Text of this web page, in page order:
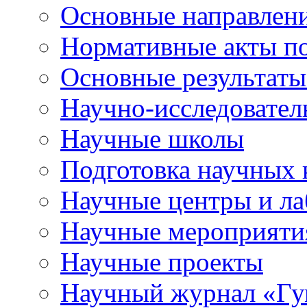
Основные
Нормативные акты
Основные
Научно-
Научные школы
Подготовка научных
Научные центры и
Научные
Научные проекты
Научный журнал «